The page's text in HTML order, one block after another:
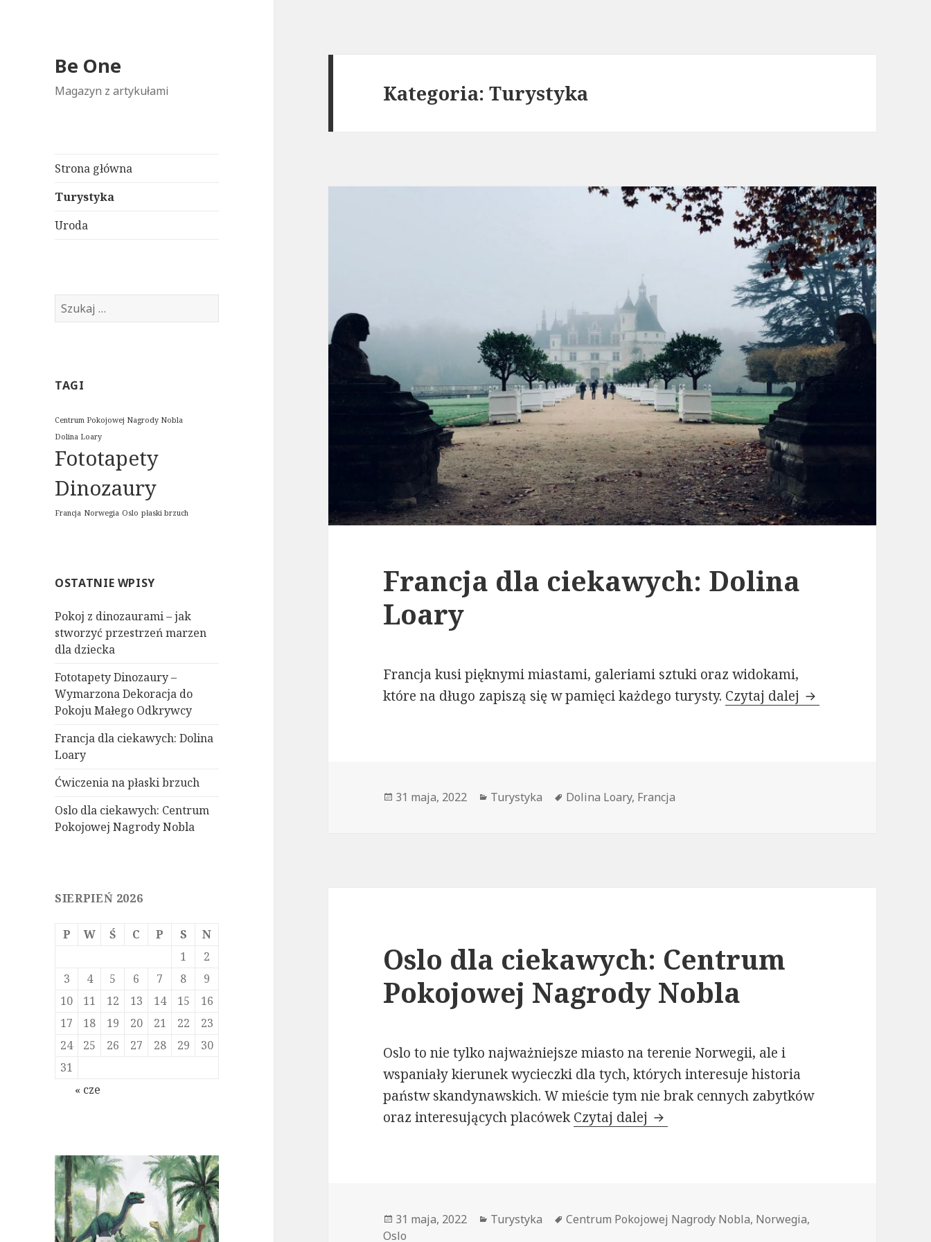
Be One
Magazyn z artykułami
Strona główna
Turystyka
Uroda
Szukaj:
TAGI
Centrum Pokojowej Nagrody Nobla
Dolina Loary
Fototapety
Dinozaury
Francja Norwegia Oslo płaski brzuch
OSTATNIE WPISY
Pokoj z dinozaurami – jak
stworzyć przestrzeń marzen
dla dziecka
Fototapety Dinozaury –
Wymarzona Dekoracja do
Pokoju Małego Odkrywcy
Francja dla ciekawych: Dolina
Loary
Ćwiczenia na płaski brzuch
Oslo dla ciekawych: Centrum
Pokojowej Nagrody Nobla
SIERPIEŃ 2026
P W Ś C P S
N
1
2
3
4 5 6 7 8
9
10
11 12 13 14 15
16
17
18 19 20 21 22
23
24
25 26 27 28 29
30
31
« cze
Kategoria:Turystyka
Francja dla ciekawych: Dolina
Loary
Francja kusi pięknymi miastami, galeriami sztuki oraz widokami,
które na długo zapiszą się w pamięci każdego turysty. Czytaj dalej Francja dla
Data
31 maja, 2022 Kategorie
Turystyka Tagi
Dolina Loary, Francja
Oslo dla ciekawych: Centrum
Pokojowej Nagrody Nobla
Oslo to nie tylko najważniejsze miasto na terenie Norwegii, ale i
wspaniały kierunek wycieczki dla tych, których interesuje historia
państw skandynawskich. W mieście tym nie brak cennych zabytków
oraz interesujących placówekCzytaj dalej Oslo dla ciekawych: Centrum Pokojowej
Data
publikacji
31 maja, 2022 Kategorie
Turystyka Tagi
Centrum Pokojowej Nagrody Nobla, Norwegia,
Oslo